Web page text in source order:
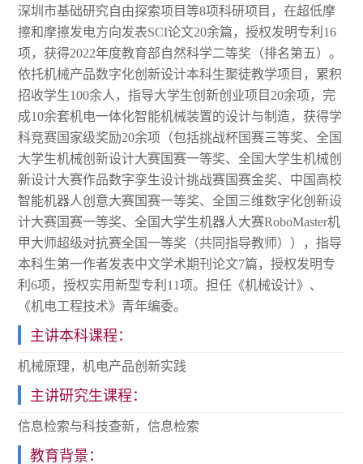
深圳市基础研究自由探索项目等8项科研项目，在超低摩
擦和摩擦发电方向发表SCI论文20余篇，授权发明专利16
项，获得2022年度教育部自然科学二等奖（排名第五）。
依托机械产品数字化创新设计本科生聚徒教学项目，累积
招收学生100余人，指导大学生创新创业项目20余项，完
成10余套机电一体化智能机械装置的设计与制造，获得学
科竞赛国家级奖励20余项（包括挑战杯国赛三等奖、全国
大学生机械创新设计大赛国赛一等奖、全国大学生机械创
新设计大赛作品数字孪生设计挑战赛国赛金奖、中国高校
智能机器人创意大赛国赛一等奖、全国三维数字化创新设
计大赛国赛一等奖、全国大学生机器人大赛RoboMaster机
甲大师超级对抗赛全国一等奖（共同指导教师）），指导
本科生第一作者发表中文学术期刊论文7篇，授权发明专
利6项，授权实用新型专利11项。担任《机械设计》、
《机电工程技术》青年编委。
主讲本科课程：
机械原理，机电产品创新实践
主讲研究生课程：
信息检索与科技查新，信息检索
教育背景：